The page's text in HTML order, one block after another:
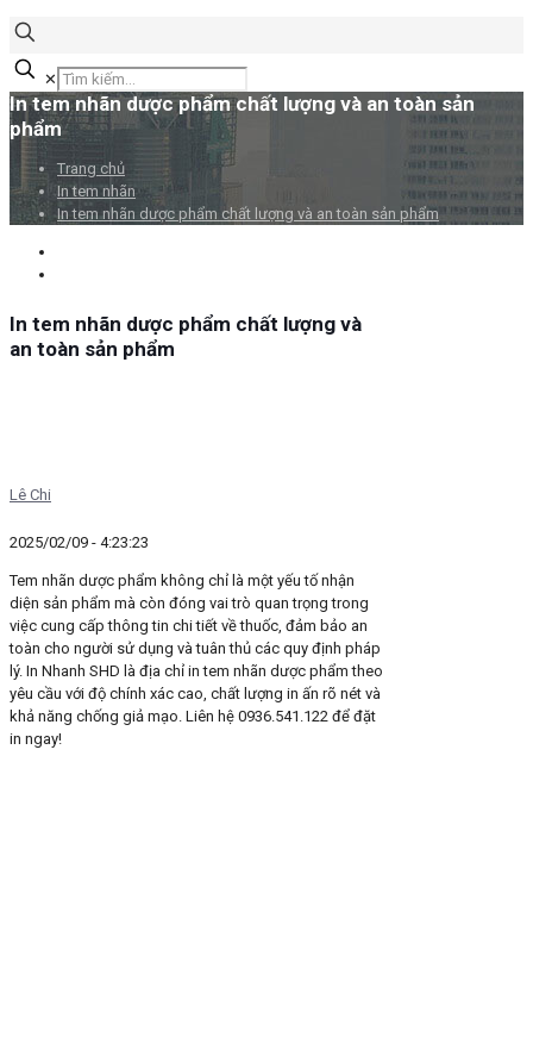
✕
In tem nhãn dược phẩm chất lượng và an toàn sản
phẩm
Trang chủ
In tem nhãn
In tem nhãn dược phẩm chất lượng và an toàn sản phẩm
In tem nhãn dược phẩm chất lượng và
an toàn sản phẩm
Lê Chi
2025/02/09 - 4:23:23
Tem nhãn dược phẩm không chỉ là một yếu tố nhận
diện sản phẩm mà còn đóng vai trò quan trọng trong
việc cung cấp thông tin chi tiết về thuốc, đảm bảo an
toàn cho người sử dụng và tuân thủ các quy định pháp
lý. In Nhanh SHD là địa chỉ in tem nhãn dược phẩm theo
yêu cầu với độ chính xác cao, chất lượng in ấn rõ nét và
khả năng chống giả mạo. Liên hệ 0936.541.122 để đặt
in ngay!